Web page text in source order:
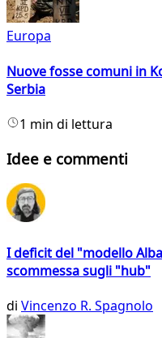
Europa
Nuove fosse comuni in
Serbia
1 min di lettura
Idee e commenti
I deficit del "modello
scommessa sugli "hub"
di Vincenzo R. Spagnolo